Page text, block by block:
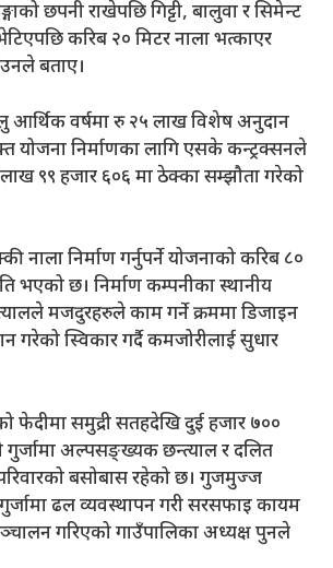
छपनी राखेपछि गिट्टी, बालुवा र सिमेन्ट
करिब २० मिटर नाला भत्काएर
उनले बताए।
आर्थिक वर्षमा रु २५ लाख विशेष अनुदान
योजना निर्माणका लागि एसके कन्ट्रक्सनले
९९ हजार ६०६ मा ठेक्का सम्झौता गरेको
नाला निर्माण गर्नुपर्ने योजनाको करिब ८०
भएको छ। निर्माण कम्पनीका स्थानीय
मजदुरहरुले काम गर्ने क्रममा डिजाइन
गरेको स्विकार गर्दै कमजोरीलाई सुधार
फेदीमा समुद्री सतहदेखि दुई हजार ७००
गुर्जामा अल्पसङ्ख्यक छन्त्याल र दलित
बसोबास रहेको छ। गुजमुज्ज
ढल व्यवस्थापन गरी सरसफाइ कायम
गरिएको गाउँपालिका अध्यक्ष पुनले